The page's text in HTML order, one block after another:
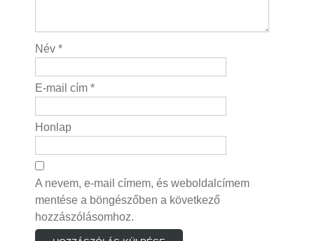
Név *
E-mail cím *
Honlap
A nevem, e-mail címem, és weboldalcímem
mentése a böngészőben a következő
hozzászólásomhoz.